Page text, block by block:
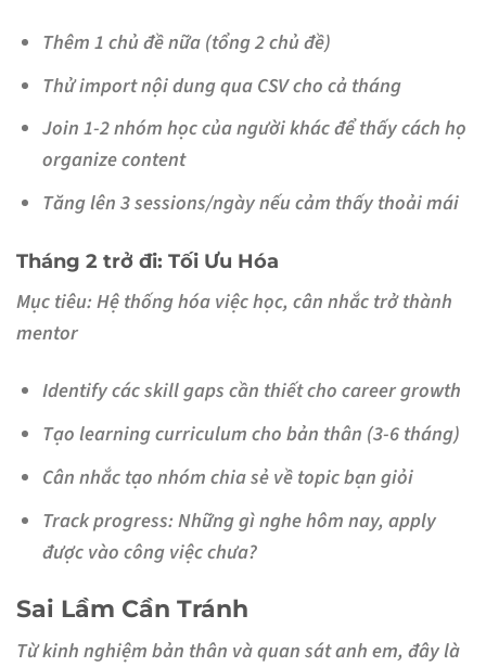
Thêm 1 chủ đề nữa (tổng 2 chủ đề)
Thử import nội dung qua CSV cho cả tháng
Join 1-2 nhóm học của người khác để thấy cách họ
organize content
Tăng lên 3 sessions/ngày nếu cảm thấy thoải mái
Tháng 2 trở đi: Tối Ưu Hóa
Mục tiêu:Hệ thống hóa việc học, cân nhắc trở thành
mentor
Identify các skill gaps cần thiết cho career growth
Tạo learning curriculum cho bản thân (3-6 tháng)
Cân nhắc tạo nhóm chia sẻ về topic bạn giỏi
Track progress: Những gì nghe hôm nay, apply
được vào công việc chưa?
Sai Lầm Cần Tránh
Từ kinh nghiệm bản thân và quan sát anh em, đây là